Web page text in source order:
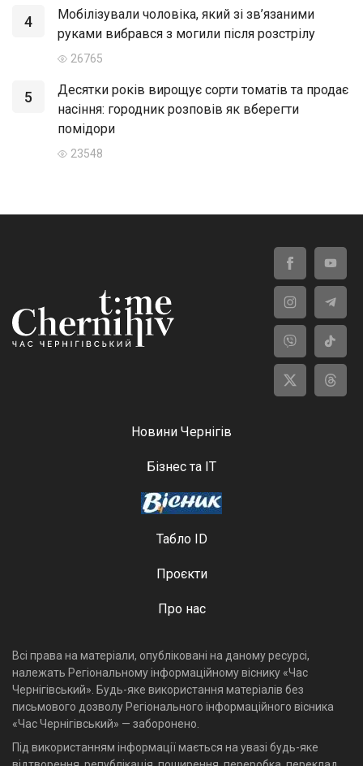
4
Мобілізували чоловіка, який зі зв’язаними
руками вибрався з могили після розстрілу
26765
5
Десятки років вирощує сорти томатів та продає
насіння: городник розповів як вберегти
помідори
23548
Новини Чернігів
Бізнес та ІТ
Табло ID
Проєкти
Про нас
Всі права на матеріали, опубліковані на даному ресурсі,
належать Регіональному інформаційному віснику «Час
Чернігівський». Будь-яке використання матеріалів без
письмового дозволу Регіонального інформаційного вісника
«Час Чернігівський» — заборонено.
Під використанням інформації мається на увазі будь-яке